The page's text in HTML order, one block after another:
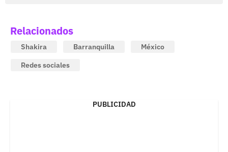
Relacionados
Shakira Barranquilla
México
Redes sociales
PUBLICIDAD